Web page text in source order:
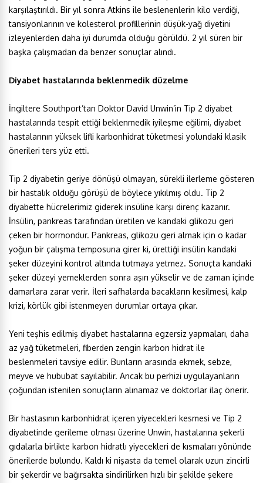
karşılaştırıldı. Bir yıl sonra Atkins ile beslenenlerin kilo verdiği,
tansiyonlarının ve kolesterol profillerinin düşük-yağ diyetini
izleyenlerden daha iyi durumda olduğu görüldü. 2 yıl süren bir
başka çalışmadan da benzer sonuçlar alındı.
Diyabet hastalarında beklenmedik düzelme
İngiltere Southport’tan Doktor David Unwin’in Tip 2 diyabet
hastalarında tespit ettiği beklenmedik iyileşme eğilimi, diyabet
hastalarının yüksek lifli karbonhidrat tüketmesi yolundaki klasik
önerileri ters yüz etti.
Tip 2 diyabetin geriye dönüşü olmayan, sürekli ilerleme gösteren
bir hastalık olduğu görüşü de böylece yıkılmış oldu. Tip 2
diyabette hücrelerimiz giderek insüline karşı direnç kazanır.
İnsülin, pankreas tarafından üretilen ve kandaki glikozu geri
çeken bir hormondur. Pankreas, glikozu geri almak için o kadar
yoğun bir çalışma temposuna girer ki, ürettiği insülin kandaki
şeker düzeyini kontrol altında tutmaya yetmez. Sonuçta kandaki
şeker düzeyi yemeklerden sonra aşırı yükselir ve de zaman içinde
damarlara zarar verir. İleri safhalarda bacakların kesilmesi, kalp
krizi, körlük gibi istenmeyen durumlar ortaya çıkar.
Yeni teşhis edilmiş diyabet hastalarına egzersiz yapmaları, daha
az yağ tüketmeleri, fiberden zengin karbon hidrat ile
beslenmeleri tavsiye edilir. Bunların arasında ekmek, sebze,
meyve ve hububat sayılabilir. Ancak bu perhizi uygulayanların
çoğundan istenilen sonuçların alınamaz ve doktorlar ilaç önerir.
Bir hastasının karbonhidrat içeren yiyecekleri kesmesi ve Tip 2
diyabetinde gerileme olması üzerine Unwin, hastalarına şekerli
gıdalarla birlikte karbon hidratlı yiyecekleri de kısmaları yönünde
önerilerde bulundu. Kaldı ki nişasta da temel olarak uzun zincirli
bir şekerdir ve bağırsakta sindirilirken hızlı bir şekilde şekere